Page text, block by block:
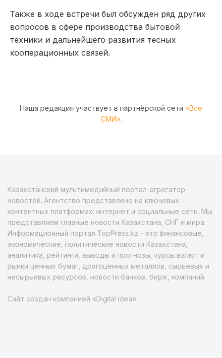
Также в ходе встречи был обсужден ряд других
вопросов в сфере производства бытовой
техники и дальнейшего развития тесных
кооперационных связей.
Наша редакция участвует в партнёрской сети «Все
СМИ».
Казахстанский мультимедийный портал-агрегатор
новостей. Агентство представлено на ключевых
контентных платформах: интернет и социальные сети. Мы
представляем главные новости Казахстана, СНГ и мира.
Информационный портал TopPress.kz - это финансовые,
экономические, политические новости Казахстана,
аналитика, рейтинги, выводы и прогнозы, курсы валют и
рынки ценных бумаг, драгоценных металлов, сырьевых и
несырьевых ресурсов, новости банков, бирж, компаний.
Сайт создан компанией «Digital idea»